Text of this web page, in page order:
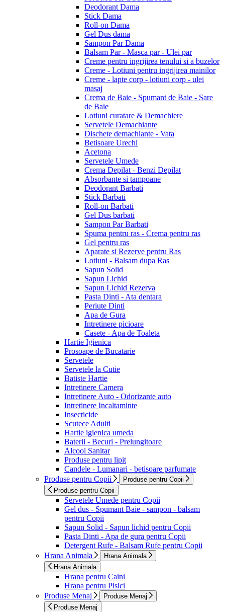
Deodorant Dama
Stick Dama
Roll-on Dama
Gel Dus dama
Sampon Par Dama
Balsam Par - Masca par - Ulei par
Creme pentru ingrijirea tenului si a buzelor
Creme - Lotiuni pentru ingrijirea mainilor
Creme - lapte corp - lotiuni corp - ulei
masaj
Crema de Baie - Spumant de Baie - Sare
de Baie
Lotiuni curatare & Demachiere
Servetele Demachiante
Dischete demachiante - Vata
Betisoare Urechi
Acetona
Servetele Umede
Crema Depilat - Benzi Depilat
Absorbante si tampoane
Deodorant Barbati
Stick Barbati
Roll-on Barbati
Gel Dus barbati
Sampon Par Barbati
Spuma pentru ras - Crema pentru ras
Gel pentru ras
Aparate si Rezerve pentru Ras
Lotiuni - Balsam dupa Ras
Sapun Solid
Sapun Lichid
Sapun Lichid Rezerva
Pasta Dinti - Ata dentara
Periute Dinti
Apa de Gura
Intretinere picioare
Casete - Apa de Toaleta
Hartie Igienica
Prosoape de Bucatarie
Servetele
Servetele la Cutie
Batiste Hartie
Intretinere Camera
Intretinere Auto - Odorizante auto
Intretinere Incaltaminte
Insecticide
Scutece Adulti
Hartie igienica umeda
Baterii - Becuri - Prelungitoare
Alcool Sanitar
Produse pentru lipit
Candele - Lumanari - betisoare parfumate
Produse pentru Copii
Produse pentru Copii
Produse pentru Copii
Servetele Umede pentru Copii
Gel dus - Spumant Baie - sampon - balsam
pentru Copii
Sapun Solid - Sapun lichid pentru Copii
Pasta Dinti - Apa de gura pentru Copii
Detergent Rufe - Balsam Rufe pentru Copii
Hrana Animala
Hrana Animala
Hrana Animala
Hrana pentru Caini
Hrana pentru Pisici
Produse Menaj
Produse Menaj
Produse Menaj